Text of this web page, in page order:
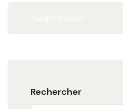
Rechercher